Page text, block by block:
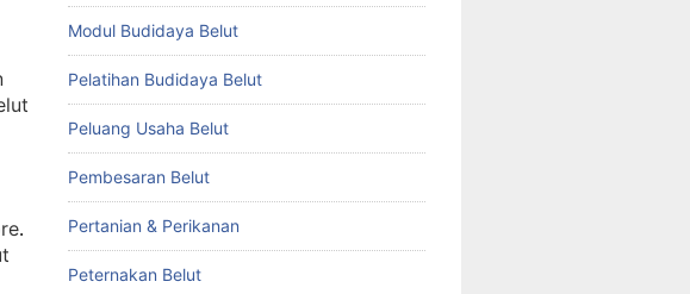
Modul Budidaya Belut
Pelatihan Budidaya Belut
Peluang Usaha Belut
Pembesaran Belut
Pertanian & Perikanan
Peternakan Belut